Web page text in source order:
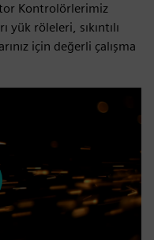
Kontrolörlerimiz
yük röleleri, sıkıntılı
için değerli çalışma